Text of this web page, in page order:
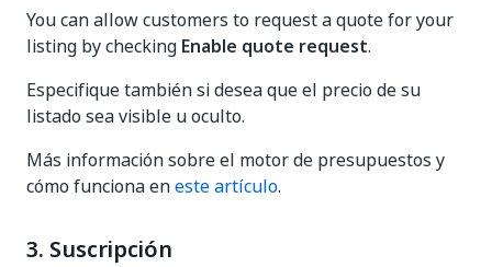
You can allow customers to request a quote for your
listing by checking Enable quote request.
Especifique también si desea que el precio de su
listado sea visible u oculto.
Más información sobre el motor de presupuestos y
cómo funciona eneste artículo.
3. Suscripción